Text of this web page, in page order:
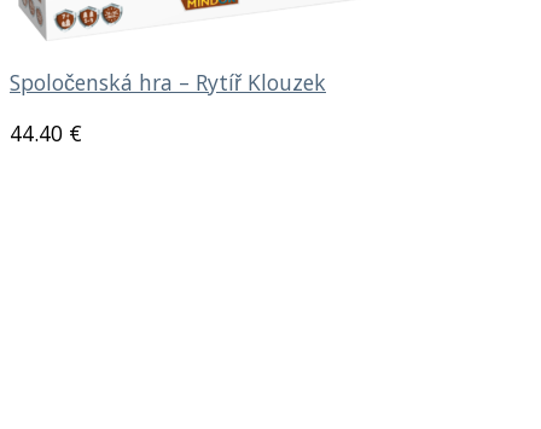
Spoločenská hra – Rytíř Klouzek
44.40 €